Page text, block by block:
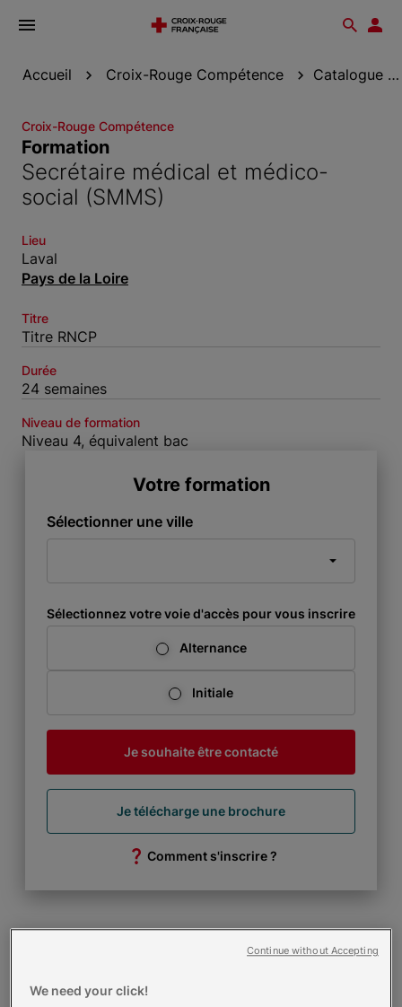
Ouvrir
Accueil Croix-Rouge Compétence Catalogue de formation
Croix-Rouge Compétence
Formation
Secrétaire médical et médico-
social (SMMS)
Lieu
Laval
Pays de la Loire
Titre
Titre RNCP
Durée
24 semaines
Niveau de formation
Niveau 4, équivalent bac
Votre formation
Sélectionner une ville
Sélectionnez votre voie d'accès pour vous inscrire
Alternance
Initiale
Je souhaite être contacté
Je télécharge une brochure
Comment s'inscrire ?
We need your click!
Continue without Accepting